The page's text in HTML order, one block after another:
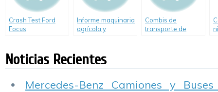
Crash Test Ford
Focus
Informe maquinaria
agrícola y
Combis de
transporte de
Noticias Recientes
Mercedes-Benz Camiones y